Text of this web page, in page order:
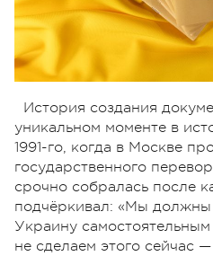
История создания
уникальном моменте в
1991-го, когда в Москве
государственного
срочно собралась после
подчёркивал: «Мы должны
Украину
не сделаем этого сейчас